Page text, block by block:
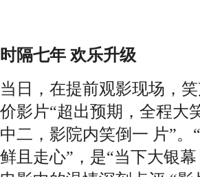
时隔七年 欢乐升级
当日，在提前观影现场，
价影片“超出预期，全程大
中二，影院内笑倒一 片”
鲜且走心”，是“当下大银